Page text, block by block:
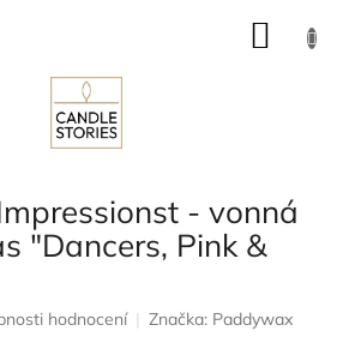
- vonná
"Dancers, Pink &
hodnocení Značka: Paddywax